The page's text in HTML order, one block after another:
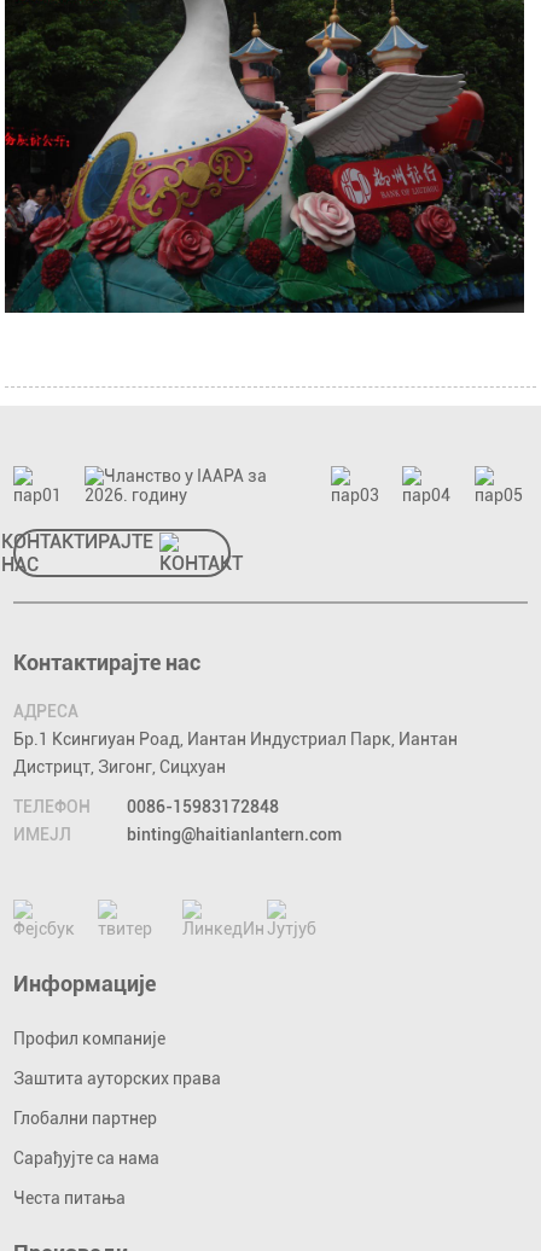
КОНТАКТИРАЈТЕ
НАС
Контактирајте нас
АДРЕСА
Бр.1 Ксингиуан Роад, Иантан Индустриал Парк, Иантан
Дистрицт, Зигонг, Сицхуан
ТЕЛЕФОН
0086-15983172848
ИМЕЈЛ
binting@haitianlantern.com
Информације
Профил компаније
Заштита ауторских права
Глобални партнер
Сарађујте са нама
Честа питања